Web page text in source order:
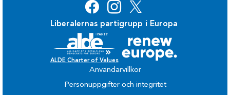
Liberalernas partigrupp i Europa
ALDE Charter of Values
Användarvillkor
Personuppgifter och integritet